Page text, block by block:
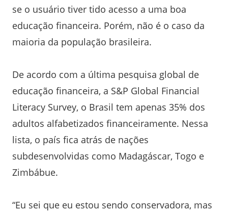
se o usuário tiver tido acesso a uma boa
educação financeira. Porém, não é o caso da
maioria da população brasileira.
De acordo com a última pesquisa global de
educação financeira, a S&P Global Financial
Literacy Survey, o Brasil tem apenas 35% dos
adultos alfabetizados financeiramente. Nessa
lista, o país fica atrás de nações
subdesenvolvidas como Madagáscar, Togo e
Zimbábue.
“Eu sei que eu estou sendo conservadora, mas